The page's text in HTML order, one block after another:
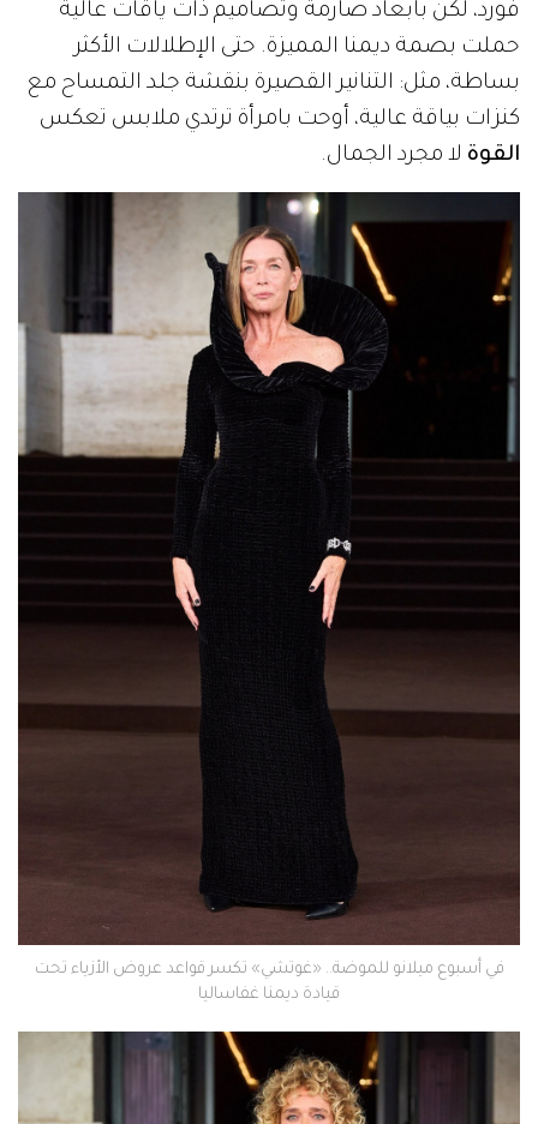
فورد، لكن بأبعاد صارمة وتصاميم ذات ياقات عالية
حملت بصمة ديمنا المميزة. حتى الإطلالات الأكثر
بساطة، مثل: التنانير القصيرة بنقشة جلد التمساح مع
كنزات بياقة عالية، أوحت بامرأة ترتدي ملابس تعكس
القوة لا مجرد الجمال.
في أسبوع ميلانو للموضة.. «غوتشي» تكسر قواعد عروض الأزياء تحت
قيادة ديمنا غفاساليا